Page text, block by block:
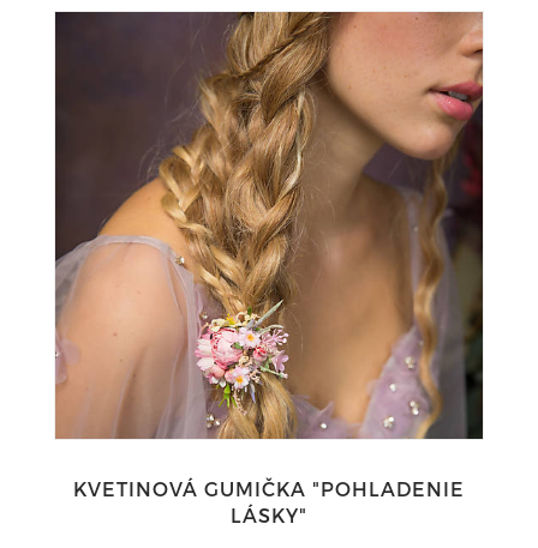
KVETINOVÁ GUMIČKA "POHLADENIE
LÁSKY"